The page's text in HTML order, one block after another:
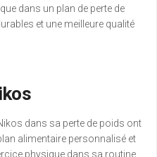
dans un plan de perte de
et une meilleure qualité
dans sa perte de poids ont
alimentaire personnalisé et
physique dans sa routine,